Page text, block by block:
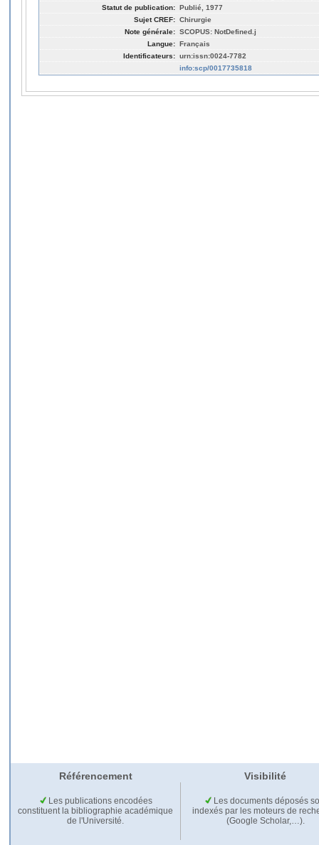
Statut de publication: Publié, 1977
Sujet CREF: Chirurgie
Note générale: SCOPUS: NotDefined.j
Langue: Français
Identificateurs: urn:issn:0024-7782
info:scp/0017735818
Référencement Visibilité
Les publications encodées
constituent la bibliographie académique
de l'Université.
Les documents déposés
indexés par les moteurs de
(Google Scholar,…).